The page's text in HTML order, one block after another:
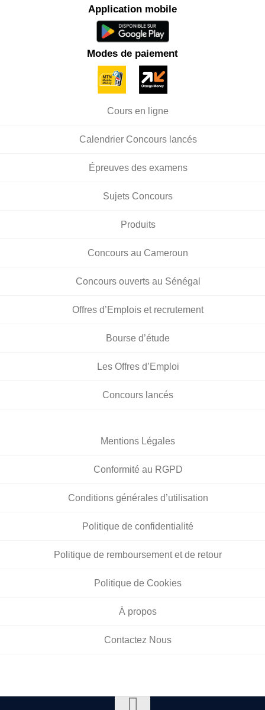
Application mobile
Modes de paiement
Cours en ligne
Calendrier Concours lancés
Épreuves des examens
Sujets Concours
Produits
Concours au Cameroun
Concours ouverts au Sénégal
Offres d’Emplois et recrutement
Bourse d’étude
Les Offres d’Emploi
Concours lancés
Mentions Légales
Conformité au RGPD
Conditions générales d’utilisation
Politique de confidentialité
Politique de remboursement et de retour
Politique de Cookies
À propos
Contactez Nous